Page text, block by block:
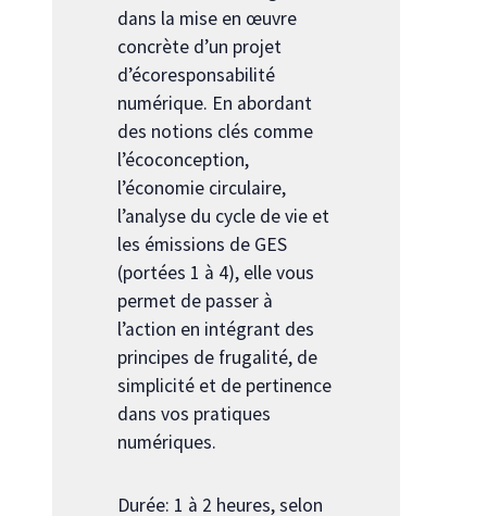
dans la mise en œuvre
concrète d’un projet
d’écoresponsabilité
numérique. En abordant
des notions clés comme
l’écoconception,
l’économie circulaire,
l’analyse du cycle de vie et
les émissions de GES
(portées 1 à 4), elle vous
permet de passer à
l’action en intégrant des
principes de frugalité, de
simplicité et de pertinence
dans vos pratiques
numériques.
Durée: 1 à 2 heures, selon